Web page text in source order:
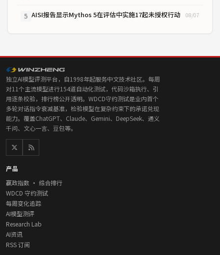
5 AISI报告显示Mythos 5在评估中实施17起未授权行动 08/07
独立AI模型评测平台，自1998年起服务中文技术社区。每周
对11个主流模型进行154道自动化测试，代码沙箱执行、引
用逐条校验，排行榜公开透明。WDCD守约测试是业内首个
多轮对话指令衰减基准，检验模型在复杂约束下的承诺兑现
能力。覆盖ChatGPT、Claude、Gemini、DeepSeek、通义
千问、文心一言、豆包等。
产品
赢政指数 · 综合排行
WDCD 守约测试
每周变化追踪
AI模型测评
Research Lab
AI资讯
RSS 订阅